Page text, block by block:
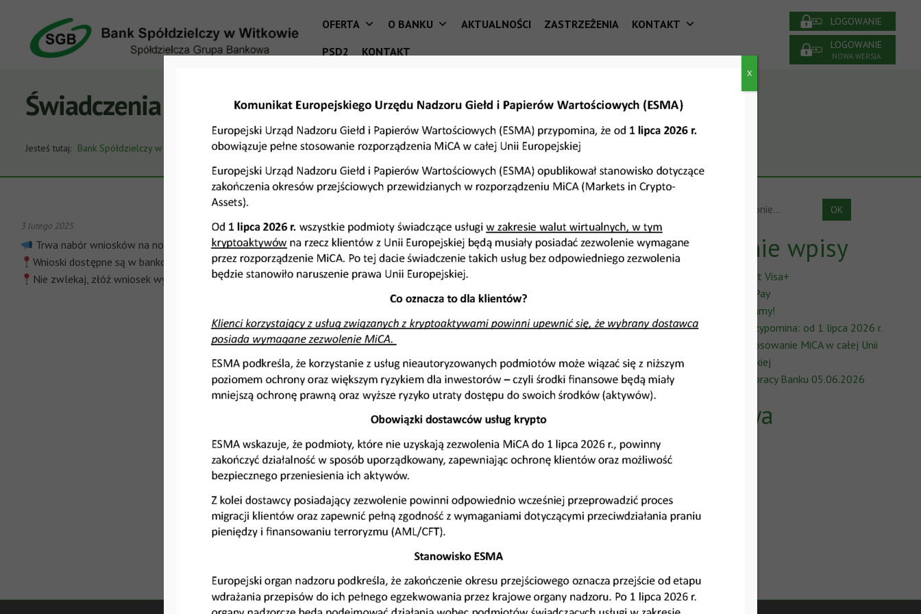
OFERTA O BANKU AKTUALNOŚCI ZASTRZEŻENIA
KONTAKT
PSD2
KONTAKT
LOGOWANIE
LOGOWANIE
NOWA WERSJA
Świadczenia 800+
Jesteś tutaj: Bank Spółdzielczy w Witkowie Aktualności Świadczenia 800+
3 lutego 2025
Trwa nabór wniosków na nowy okres świadczeniowy w ramach 800+
Wnioski dostępne są w bankowości internetowej naszego Banku w zakładce ŚWIADCZENIA.
Nie zwlekaj, złóż wniosek wygodnie online!
Ostatnie wpisy
Co to jest Visa+
Click to Pay
Ostrzegamy!
ESMA przypomina: od 1 lipca 2026 r.
pełne stosowanie MiCA w całej Unii
Europejskiej
Godziny pracy Banku 05.06.2026
Archiwa
X